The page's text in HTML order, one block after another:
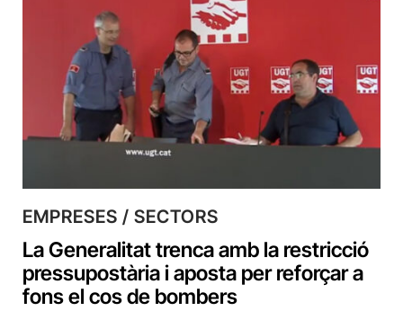
EMPRESES / SECTORS
La Generalitat trenca amb la restricció
pressupostària i aposta per reforçar a
fons el cos de bombers